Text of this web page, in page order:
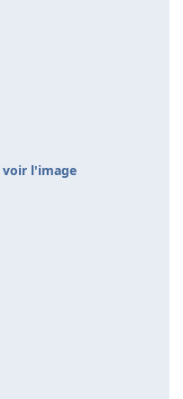
voir l'image